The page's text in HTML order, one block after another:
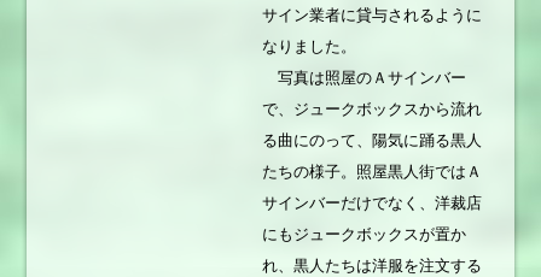
サイン業者に貸与されるように
なりました。
写真は照屋のＡサインバー
で、ジュークボックスから流れ
る曲にのって、陽気に踊る黒人
たちの様子。照屋黒人街ではＡ
サインバーだけでなく、洋裁店
にもジュークボックスが置か
れ、黒人たちは洋服を注文する